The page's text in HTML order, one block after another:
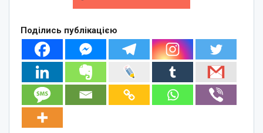
Поділись публікацією